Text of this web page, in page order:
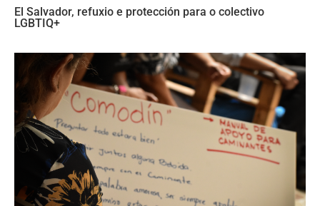
El Salvador, refuxio e protección para o colectivo
LGBTIQ+